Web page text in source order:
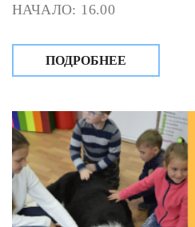
НАЧАЛО: 16.00
ПОДРОБНЕЕ